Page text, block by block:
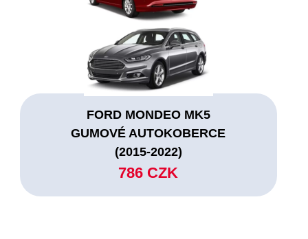
FORD MONDEO MK5
GUMOVÉ AUTOKOBERCE
(2015-2022)
786 CZK